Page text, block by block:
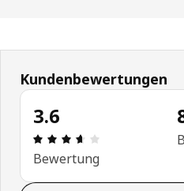
Kundenbewertungen
3.6
Bewertung:
Bewertung